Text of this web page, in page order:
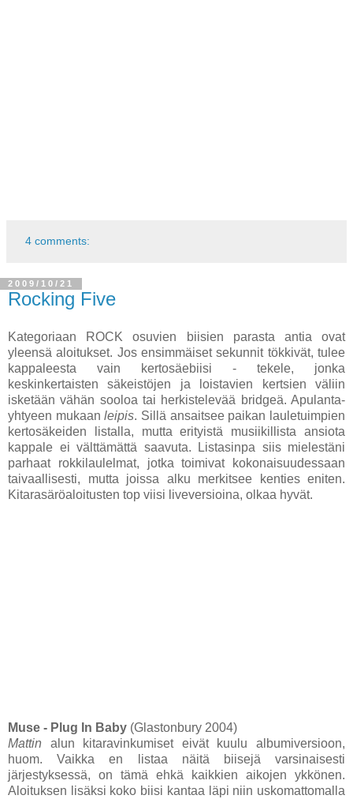
4 comments:
2009/10/21
Rocking Five
Kategoriaan ROCK osuvien biisien parasta antia ovat
yleensä aloitukset. Jos ensimmäiset sekunnit tökkivät, tulee
kappaleesta vain kertosäebiisi - tekele, jonka
keskinkertaisten säkeistöjen ja loistavien kertsien väliin
isketään vähän sooloa tai herkistelevää bridgeä. Apulanta-
yhtyeen mukaanleipis. Sillä ansaitsee paikan lauletuimpien
kertosäkeiden listalla, mutta erityistä musiikillista ansiota
kappale ei välttämättä saavuta. Listasinpa siis mielestäni
parhaat rokkilaulelmat, jotka toimivat kokonaisuudessaan
taivaallisesti, mutta joissa alku merkitsee kenties eniten.
Kitarasäröaloitusten top viisi liveversioina, olkaa hyvät.
Muse - Plug In Baby (Glastonbury 2004)
Mattin alun kitaravinkumiset eivät kuulu albumiversioon,
huom. Vaikka en listaa näitä biisejä varsinaisesti
järjestyksessä, on tämä ehkä kaikkien aikojen ykkönen.
Aloituksen lisäksi koko biisi kantaa läpi niin uskomattomalla